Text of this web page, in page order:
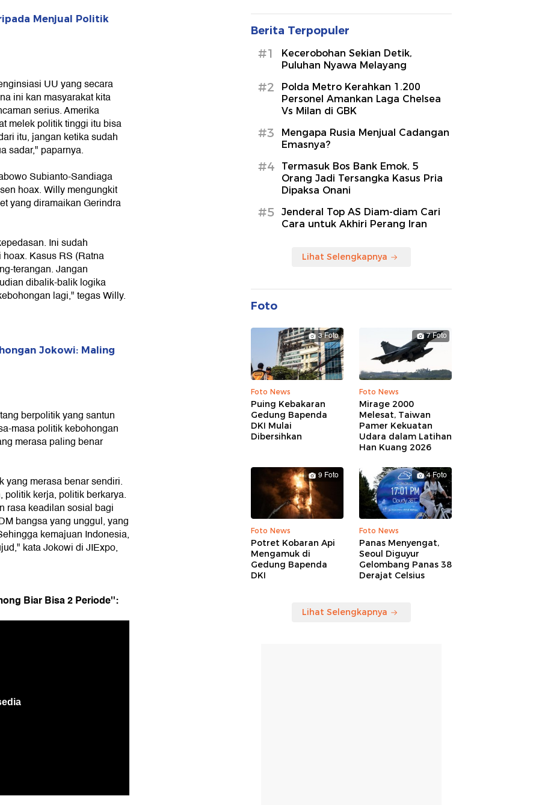
Menjual Politik
UU yang secara
ini kan masyarakat kita
serius. Amerika
melek politik tinggi itu bisa
itu, jangan ketika sudah
sadar," paparnya.
Subianto-Sandiaga
hoax. Willy mengungkit
yang diramaikan Gerindra
Ini sudah
Kasus RS (Ratna
terangan. Jangan
dibalik-balik logika
lagi," tegas Willy.
Jokowi: Maling
berpolitik yang santun
masa politik kebohongan
merasa paling benar
yang merasa benar sendiri.
politik kerja, politik berkarya.
rasa keadilan sosial bagi
bangsa yang unggul, yang
kemajuan Indonesia,
kata Jokowi di JIExpo,
Biar Bisa 2 Periode'':
Berita Terpopuler
#1
Kecerobohan Sekian Detik,
Puluhan Nyawa Melayang
#2
Polda Metro Kerahkan 1.200
Personel Amankan Laga Chelsea
Vs Milan di GBK
#3
Mengapa Rusia Menjual Cadangan
Emasnya?
#4
Termasuk Bos Bank Emok, 5
Orang Jadi Tersangka Kasus Pria
Dipaksa Onani
#5
Jenderal Top AS Diam-diam Cari
Cara untuk Akhiri Perang Iran
Lihat Selengkapnya
Foto
3 Foto
Foto News
Puing Kebakaran
Gedung Bapenda
DKI Mulai
Dibersihkan
7 Foto
Foto News
Mirage 2000
Melesat, Taiwan
Pamer Kekuatan
Udara dalam Latihan
Han Kuang 2026
9 Foto
Foto News
Potret Kobaran Api
Mengamuk di
Gedung Bapenda
DKI
4 Foto
Foto News
Panas Menyengat,
Seoul Diguyur
Gelombang Panas 38
Derajat Celsius
Lihat Selengkapnya